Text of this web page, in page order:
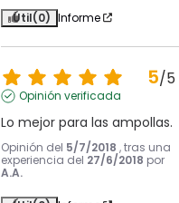
Útil(0) Informe
5/5
Opinión verificada
Lo mejor para las ampollas.
Opinión del 5/7/2018 , tras una
experiencia del 27/6/2018 por
A.A.